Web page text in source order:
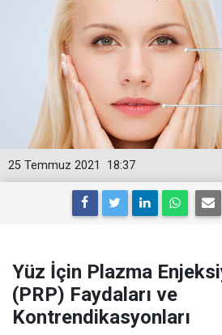
18:37
25 Temmuz 2021
Yüz İçin Plazma
(PRP) Faydaları ve
Kontrendikasyonları